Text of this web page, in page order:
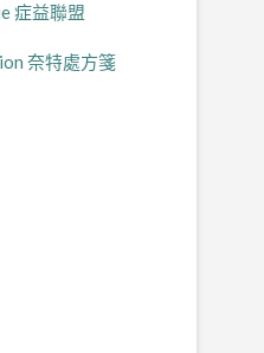
症益聯盟
奈特處方箋